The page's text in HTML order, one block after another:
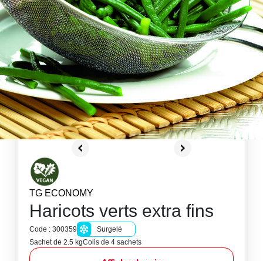
TG ECONOMY
Haricots verts extra fins
Code : 300359
Surgelé
Sachet de 2.5 kgColis de 4 sachets